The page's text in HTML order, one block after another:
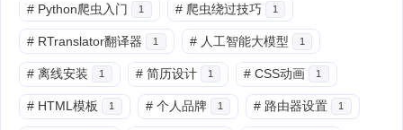
# Python爬虫入门 1 # 爬虫绕过技巧 1
# RTranslator翻译器 1 # 人工智能大模型 1
# 离线安装 1 # 简历设计 1 # CSS动画 1
# HTML模板 1 # 个人品牌 1 # 路由器设置 1